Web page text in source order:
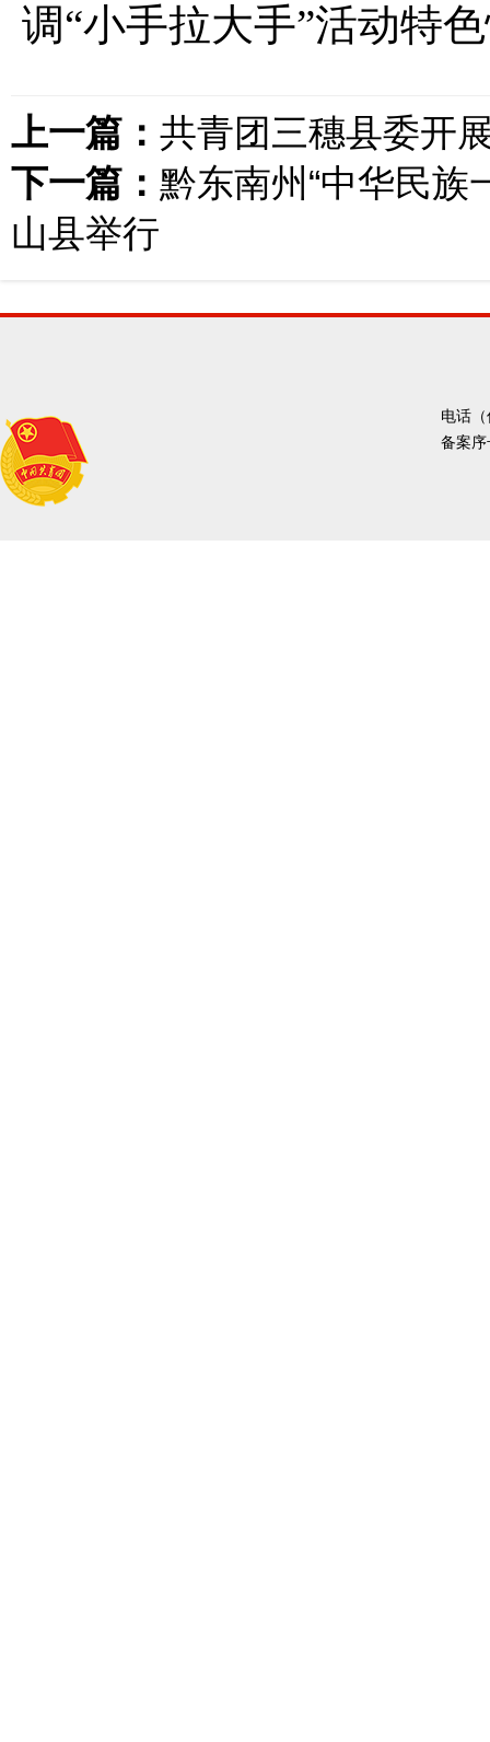
调“小手拉大手”活动特
上一篇： 共青团三穗县委开
下一篇： 黔东南州“中华民族
山县举行
电话
备案序